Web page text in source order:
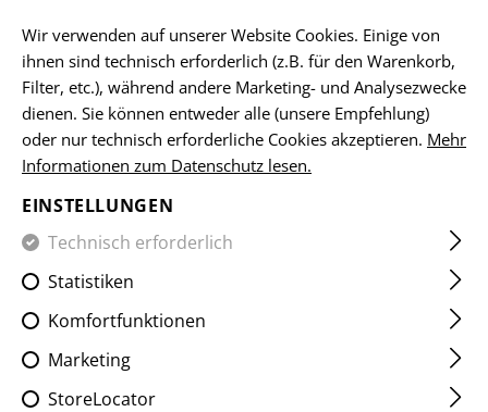
HOME EQUIPMENT ABZEICHEN WOVEN
LUXEMBURG FLAG PATCH
Wir verwenden auf unserer Website Cookies. Einige von
ihnen sind technisch erforderlich (z.B. für den Warenkorb,
Filter, etc.), während andere Marketing- und Analysezwecke
dienen. Sie können entweder alle (unsere Empfehlung)
oder nur technisch erforderliche Cookies akzeptieren. Mehr
Informationen zum Datenschutz lesen.
EINSTELLUNGEN
Technisch erforderlich
Statistiken
Komfortfunktionen
Marketing
StoreLocator